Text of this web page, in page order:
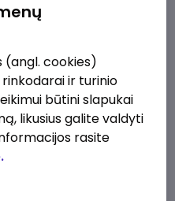
vyr. ekspertas
LT)
(angl. cookies)
ir turinio
būtini slapukai
likusius galite valdyti
rasite